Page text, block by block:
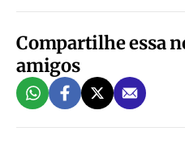
Compartilhe essa
amigos